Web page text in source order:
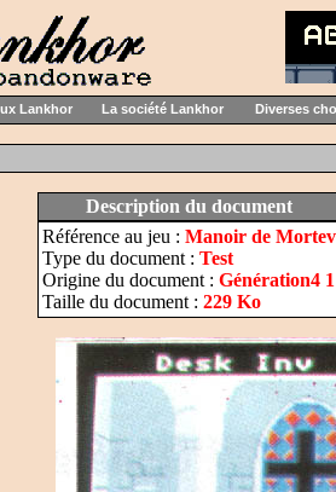
Lankhor La société Lankhor Diverses
Description du document
Référence au jeu : Manoir de
Type du document : Test
Origine du document : Génération4
Taille du document : 229 Ko